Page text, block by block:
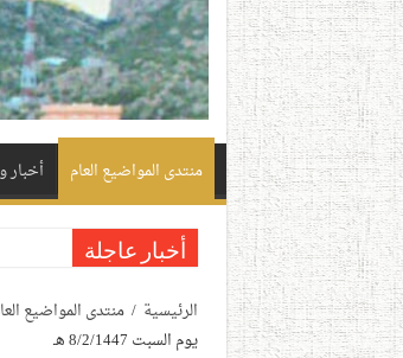
منتدى المواضيع العام أخبار
أخبار عاجلة
الرئيسية / منتدى المواضيع
يوم السبت 8/2/1447 هـ